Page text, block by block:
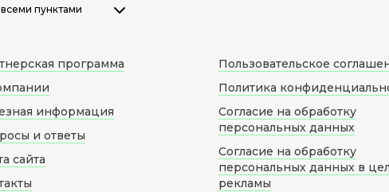
пунктами
программа
информация
и ответы
сайта
Пользовательское
Политика
Согласие на обработку
персональных данных
Согласие на обработку
персональных данных в
рекламы